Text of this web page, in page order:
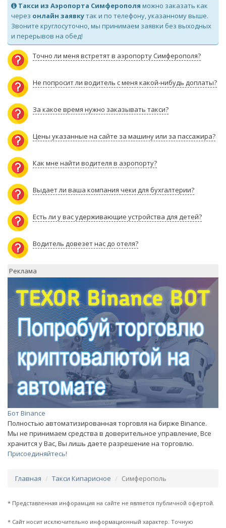
Такси из Аэропорта Симферополя можно заказать как
через онлайн заявкутак и по телефону, указанному выше.
Звоните круглосуточно, мы принимаем заявки без выходных
и перерывов на обед!
Точно ли меня встретят в аэропорту Симферополя?
Не попросит ли водитель с меня какой-нибудь доплаты?
За какое время нужно заказывать такси?
Цены указанные на сайте за машину или за пассажира?
Как мне найти водителя в аэропорту?
Выдает ли ваша компания чеки для бухгалтерии?
Есть ли у вас удерживающие устройства для детей?
Водитель довезет нас до отеля?
Реклама
Бот Binance
Полностью автоматизированная торговля на бирже Binance.
Мы не принимаем средства в доверительное управление, Все
хранится у Вас, Вы лишь даете разрешение на торговлю.
Присоединяйтесь!
Главная Такси Кипарисное Симферополь
* Представленная инфорамция на сайте не является публичной офертой.
* Сайт носит исключительно информационный характер. Точную